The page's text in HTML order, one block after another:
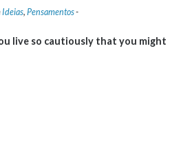
Ideias, Pensamentos-
live so cautiously that you might